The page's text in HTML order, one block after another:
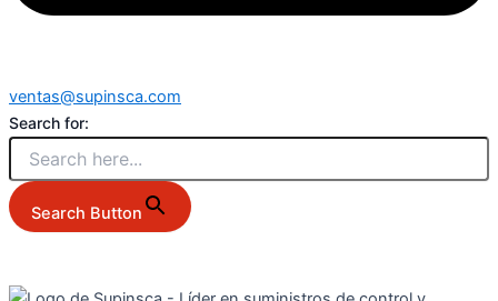
ventas@supinsca.com
Search for:
Search Button